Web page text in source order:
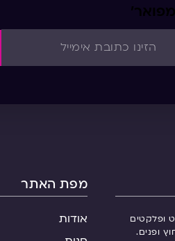
ופלקטים
ופנים.
מפת האתר
אודות